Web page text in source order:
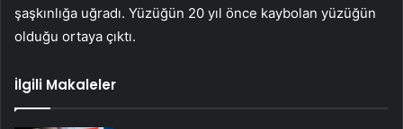
şaşkınlığa uğradı. Yüzüğün 20 yıl önce kaybolan yüzüğün
olduğu ortaya çıktı.
İlgili Makaleler